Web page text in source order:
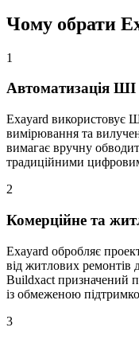
Чому обрати
1
Автоматизація ШІ
Exayard використовує
вимірювання та
вимагає вручну
традиційними
2
Комерційне та
Exayard обробляє
від житлових ремонтів
Buildxact призначений
із обмеженою
3